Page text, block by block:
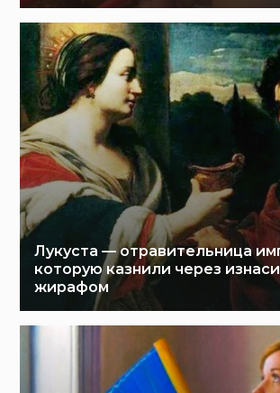
Лукуста — отравительница
которую казнили через
жирафом